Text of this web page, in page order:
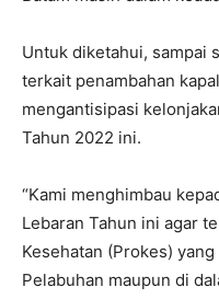
Untuk diketahui, sampai
terkait penambahan
mengantisipasi
Tahun 2022 ini.
“Kami menghimbau
Lebaran Tahun ini agar
Kesehatan (Prokes)
Pelabuhan maupun di